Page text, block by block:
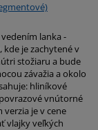
lanka -
je zachytené v
stožiaru a bude
závažia a okolo
hliníkové
vnútorné
verzia je v cene
vlajky veľkých